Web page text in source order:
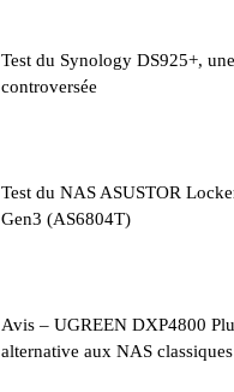
Test du Synology DS925+,
controversée
Test du NAS ASUSTOR
Gen3 (AS6804T)
Avis – UGREEN DXP4800
alternative aux NAS classiques